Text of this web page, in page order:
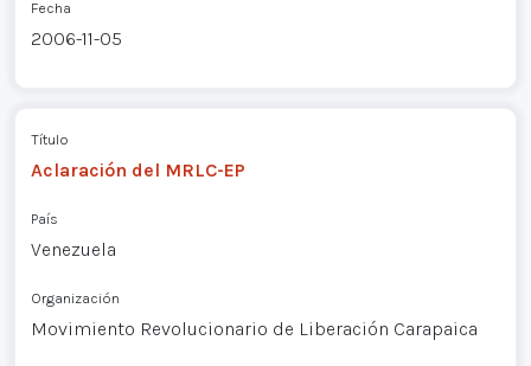
Fecha
2006-11-05
Título
Aclaración del MRLC-EP
País
Venezuela
Organización
Movimiento Revolucionario de Liberación Carapaica